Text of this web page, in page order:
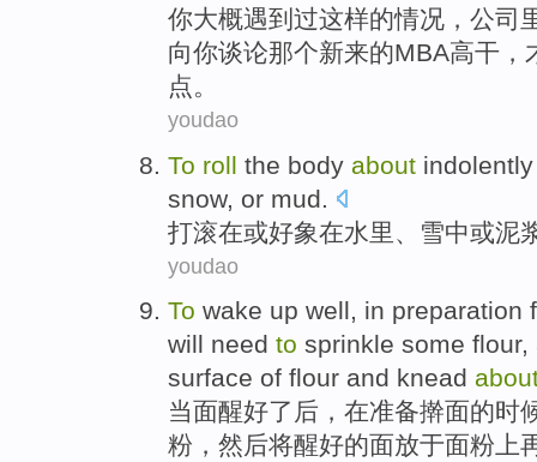
你大概遇到 过这样的情况， 公司
向你谈论那个新来的MBA高干，
点。
youdao
To roll the body about indolently
snow, or mud
打滚在或好象在水里 雪中或泥
youdao
To wake up well, in preparation
will need to sprinkle some flour,
surface of flour and knead
当面醒好了后， 在准备擀面的时
粉 ， 然后将醒好的面放于面粉 上